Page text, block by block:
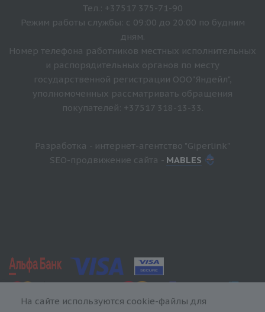
Тел.: +37517 375-71-90
Режим работы службы: с 09:00 до 20:00 по будним
дням.
Номер телефона работников местных исполнительных
и распорядительных органов по месту
государственной регистрации ООО"Яндейл",
уполномоченных рассматривать обращения
покупателей: +37517 318-13-33.
Разработка - интернет-агентство "Giperlink"
SEO-продвижение сайта - MABLES
На сайте используются cookie-файлы для